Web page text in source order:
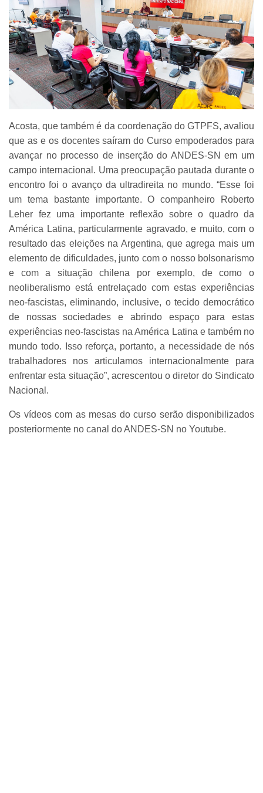
Acosta, que também é da coordenação do GTPFS, avaliou
que as e os docentes saíram do Curso empoderados para
avançar no processo de inserção do ANDES-SN em um
campo internacional. Uma preocupação pautada durante o
encontro foi o avanço da ultradireita no mundo. “Esse foi
um tema bastante importante. O companheiro Roberto
Leher fez uma importante reflexão sobre o quadro da
América Latina, particularmente agravado, e muito, com o
resultado das eleições na Argentina, que agrega mais um
elemento de dificuldades, junto com o nosso bolsonarismo
e com a situação chilena por exemplo, de como o
neoliberalismo está entrelaçado com estas experiências
neo-fascistas, eliminando, inclusive, o tecido democrático
de nossas sociedades e abrindo espaço para estas
experiências neo-fascistas na América Latina e também no
mundo todo. Isso reforça, portanto, a necessidade de nós
trabalhadores nos articulamos internacionalmente para
enfrentar esta situação”, acrescentou o diretor do Sindicato
Nacional.
Os vídeos com as mesas do curso serão disponibilizados
posteriormente no canal do ANDES-SN no Youtube.